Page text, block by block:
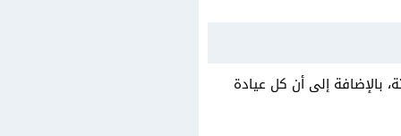
بالإضافة إلى أن كل عيادة